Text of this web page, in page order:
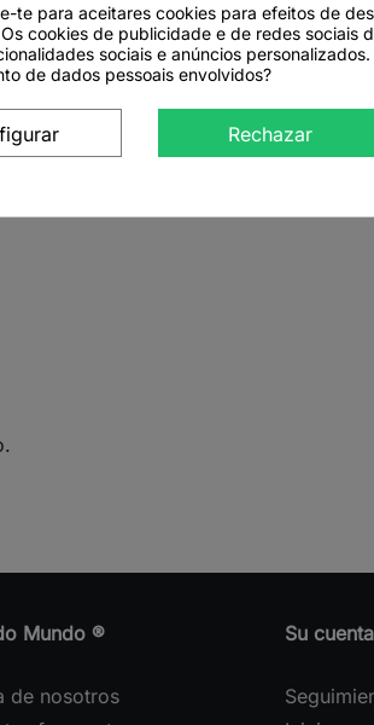
kg
de glucosa y conservante (E202).
Mundo ®
de nosotros
Su cuenta
te para aceitares cookies para efeitos de
cookies de publicidade e de redes sociais
sociais e anúncios
de dados pessoais envolvidos?
Rechazar